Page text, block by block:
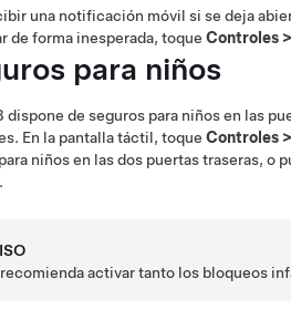
una notificación móvil si se deja
de forma inesperada, toque Controles >
para niños
dispone de seguros para niños en las
En la pantalla táctil, toque Controles >
niños en las dos puertas traseras, o
activar tanto los bloqueos